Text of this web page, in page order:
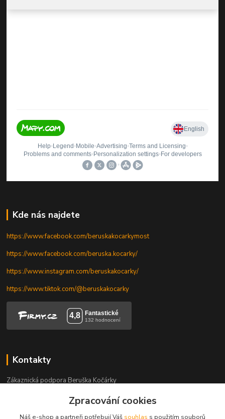
Kde nás najdete
https://www.facebook.com/beruskakocarkymost
https://www.facebook.com/beruska.kocarky/
https://www.instagram.com/beruskakocarky/
https://www.tiktok.com/@beruskakocarky
Kontakty
Zákaznická podpora Beruška Kočárky
Po-Pá 9-17.30 h, So 9-11.30 hZpracování cookies
Náš e-shop a partneři potřebují Váš souhlas s použitím souborů